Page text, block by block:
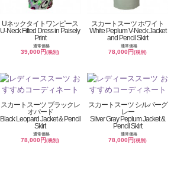
Uネックタイトワンピース
U-Neck Fitted Dress in Paisely
Print
通常価格
39,000円(税別)
スカートスーツ ホワイト
White Peplum V-Neck Jacket
and Pencil Skirt
通常価格
78,000円(税別)
スカートスーツ ブラックレ
オパード
Black Leopard Jacket & Pencil
Skirt
通常価格
78,000円(税別)
スカートスーツ シルバーグ
レー
Silver Gray Peplum Jacket &
Pencil Skirt
通常価格
78,000円(税別)